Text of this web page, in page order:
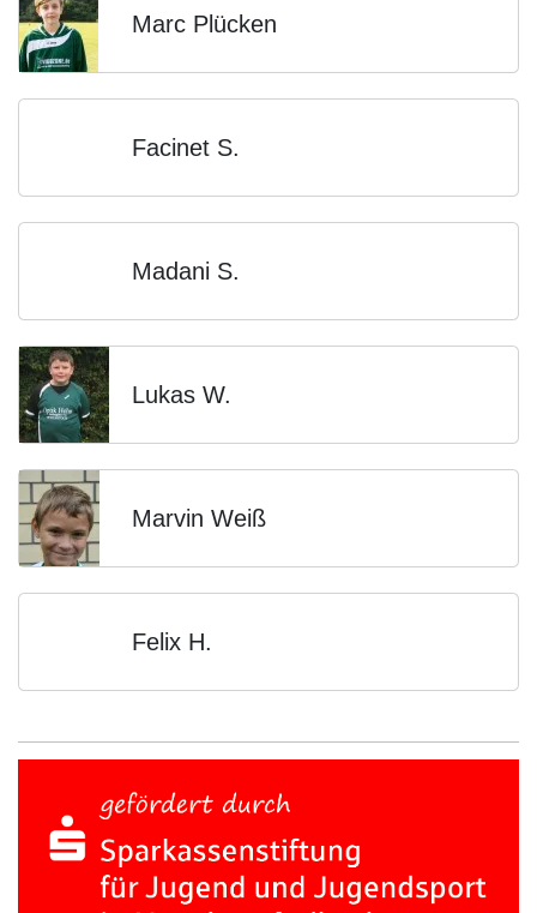
Marc Plücken
Facinet S.
Madani S.
Lukas W.
Marvin Weiß
Felix H.